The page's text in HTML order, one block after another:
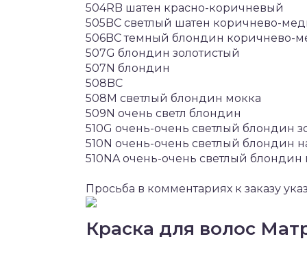
504RB шатен красно-коричневый
505BC светлый шатен коричнево-
506BC темный блондин коричнево-
507G блондин золотистый
507N блондин
508BC
508M светлый блондин мокка
509N очень светл блондин
510G очень-очень светлый блондин
510N очень-очень светлый блондин
510NA очень-очень светлый
Просьба в комментариях к заказу
Краска для волос